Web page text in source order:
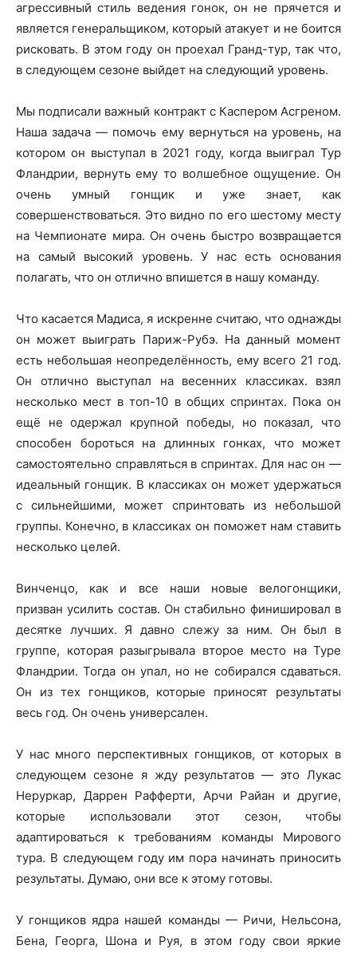
агрессивный стиль ведения гонок, он не прячется и
является генеральщиком, который атакует и не боится
рисковать. В этом году он проехал Гранд-тур, так что,
в следующем сезоне выйдет на следующий уровень.
Мы подписали важный контракт с Каспером Асгреном.
Наша задача — помочь ему вернуться на уровень, на
котором он выступал в 2021 году, когда выиграл Тур
Фландрии, вернуть ему то волшебное ощущение. Он
очень умный гонщик и уже знает, как
совершенствоваться. Это видно по его шестому месту
на Чемпионате мира. Он очень быстро возвращается
на самый высокий уровень. У нас есть основания
полагать, что он отлично впишется в нашу команду.
Что касается Мадиса, я искренне считаю, что однажды
он может выиграть Париж-Рубэ. На данный момент
есть небольшая неопределённость, ему всего 21 год.
Он отлично выступал на весенних классиках. взял
несколько мест в топ-10 в общих спринтах. Пока он
ещё не одержал крупной победы, но показал, что
способен бороться на длинных гонках, что может
самостоятельно справляться в спринтах. Для нас он —
идеальный гонщик. В классиках он может удержаться
с сильнейшими, может спринтовать из небольшой
группы. Конечно, в классиках он поможет нам ставить
несколько целей.
Винченцо, как и все наши новые велогонщики,
призван усилить состав. Он стабильно финишировал в
десятке лучших. Я давно слежу за ним. Он был в
группе, которая разыгрывала второе место на Туре
Фландрии. Тогда он упал, но не собирался сдаваться.
Он из тех гонщиков, которые приносят результаты
весь год. Он очень универсален.
У нас много перспективных гонщиков, от которых в
следующем сезоне я жду результатов — это Лукас
Неруркар, Даррен Рафферти, Арчи Райан и другие,
которые использовали этот сезон, чтобы
адаптироваться к требованиям команды Мирового
тура. В следующем году им пора начинать приносить
результаты. Думаю, они все к этому готовы.
У гонщиков ядра нашей команды — Ричи, Нельсона,
Бена, Георга, Шона и Руя, в этом году свои яркие